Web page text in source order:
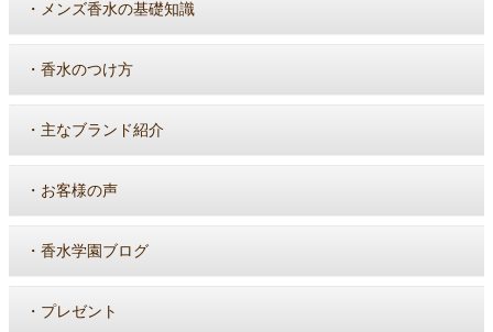
・ メンズ香水の基礎知識
・ 香水のつけ方
・ 主なブランド紹介
・ お客様の声
・ 香水学園ブログ
・ プレゼント